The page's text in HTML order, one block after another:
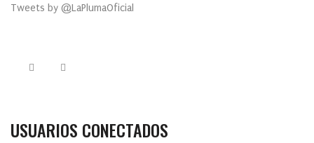
Tweets by @LaPlumaOficial
USUARIOS CONECTADOS